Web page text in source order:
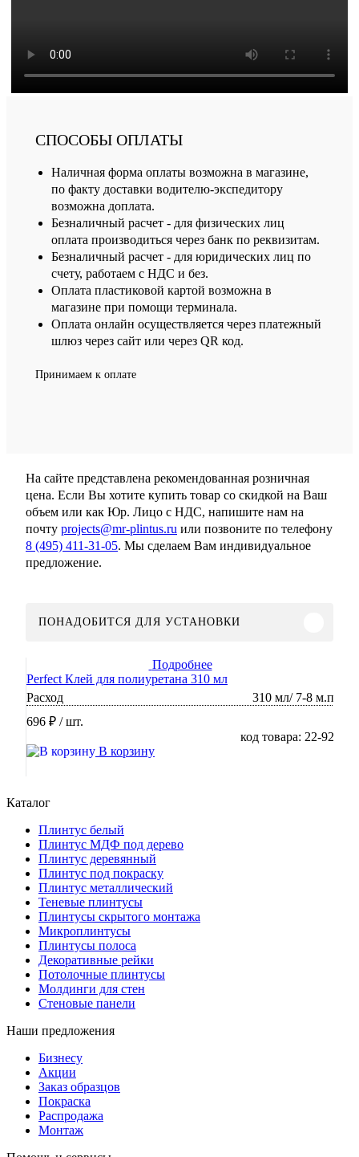
СПОСОБЫ ОПЛАТЫ
Наличная форма оплаты возможна в магазине,
по факту доставки водителю-экспедитору
возможна доплата.
Безналичный расчет - для физических лиц
оплата производиться через банк по реквизитам.
Безналичный расчет - для юридических лиц по
счету, работаем с НДС и без.
Оплата пластиковой картой возможна в
магазине при помощи терминала.
Оплата онлайн осуществляется через платежный
шлюз через сайт или через QR код.
Принимаем к оплате
На сайте представлена рекомендованная розничная
цена. Если Вы хотите купить товар со скидкой на Ваш
объем или как Юр. Лицо с НДС, напишите нам на
почту projects@mr-plintus.ru или позвоните по телефону
8 (495) 411-31-05. Мы сделаем Вам индивидуальное
предложение.
ПОНАДОБИТСЯ ДЛЯ УСТАНОВКИ
Подробнее
Perfect Клей для полиуретана 310 мл
Расход
310 мл/ 7-8 м.п
696 ₽ / шт.
код товара: 22-92
В корзину
Каталог
Плинтус белый
Плинтус МДФ под дерево
Плинтус деревянный
Плинтус под покраску
Плинтус металлический
Теневые плинтусы
Плинтусы скрытого монтажа
Микроплинтусы
Плинтусы полоса
Декоративные рейки
Потолочные плинтусы
Молдинги для стен
Стеновые панели
Наши предложения
Бизнесу
Акции
Заказ образцов
Покраска
Распродажа
Монтаж